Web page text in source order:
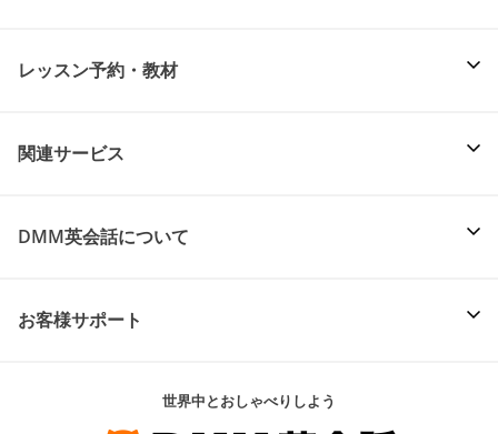
レッスン予約・教材
関連サービス
DMM英会話について
お客様サポート
世界中とおしゃべりしよう